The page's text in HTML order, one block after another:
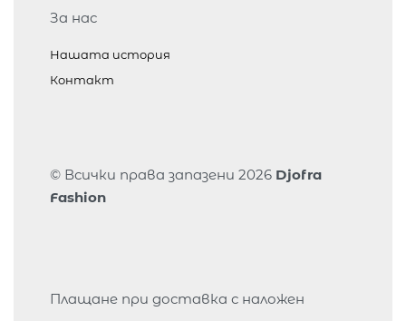
За нас
Нашата история
Контакт
© Всички права запазени 2026 Djofra
Fashion
Плащане при доставка с наложен